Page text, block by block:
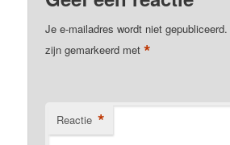
Je e-mailadres wordt niet gepubliceerd.
zijn gemarkeerd met*
Reactie *